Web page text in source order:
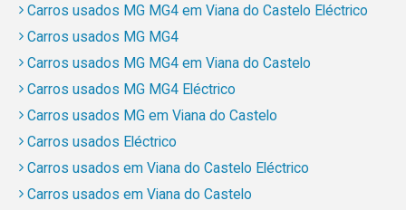
Carros usados MG MG4 em Viana do Castelo Eléctrico
Carros usados MG MG4
Carros usados MG MG4 em Viana do Castelo
Carros usados MG MG4 Eléctrico
Carros usados MG em Viana do Castelo
Carros usados Eléctrico
Carros usados em Viana do Castelo Eléctrico
Carros usados em Viana do Castelo